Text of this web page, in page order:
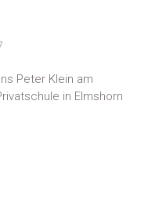
Peter Klein am
in Elmshorn